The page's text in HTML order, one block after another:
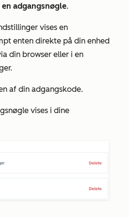
adgangsnøgle.
vises en
enten direkte på din enhed
din browser eller i en
af din adgangskode.
vises i dine